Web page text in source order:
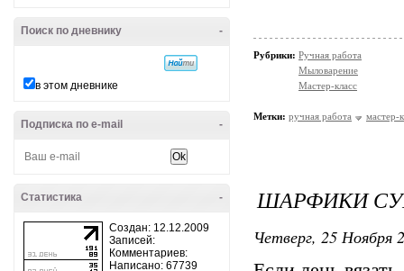
-
Поиск по дневнику
в этом дневнике
-
Подписка по e-mail
-
Статистика
Создан: 12.12.2009
Записей:
Комментариев:
Написано: 67739
Рубрики: Ручная работа
Мыловарение
Мастер-класс
Метки: ручная работа мастер-
ШАРФИКИ
Четверг, 25 Ноября